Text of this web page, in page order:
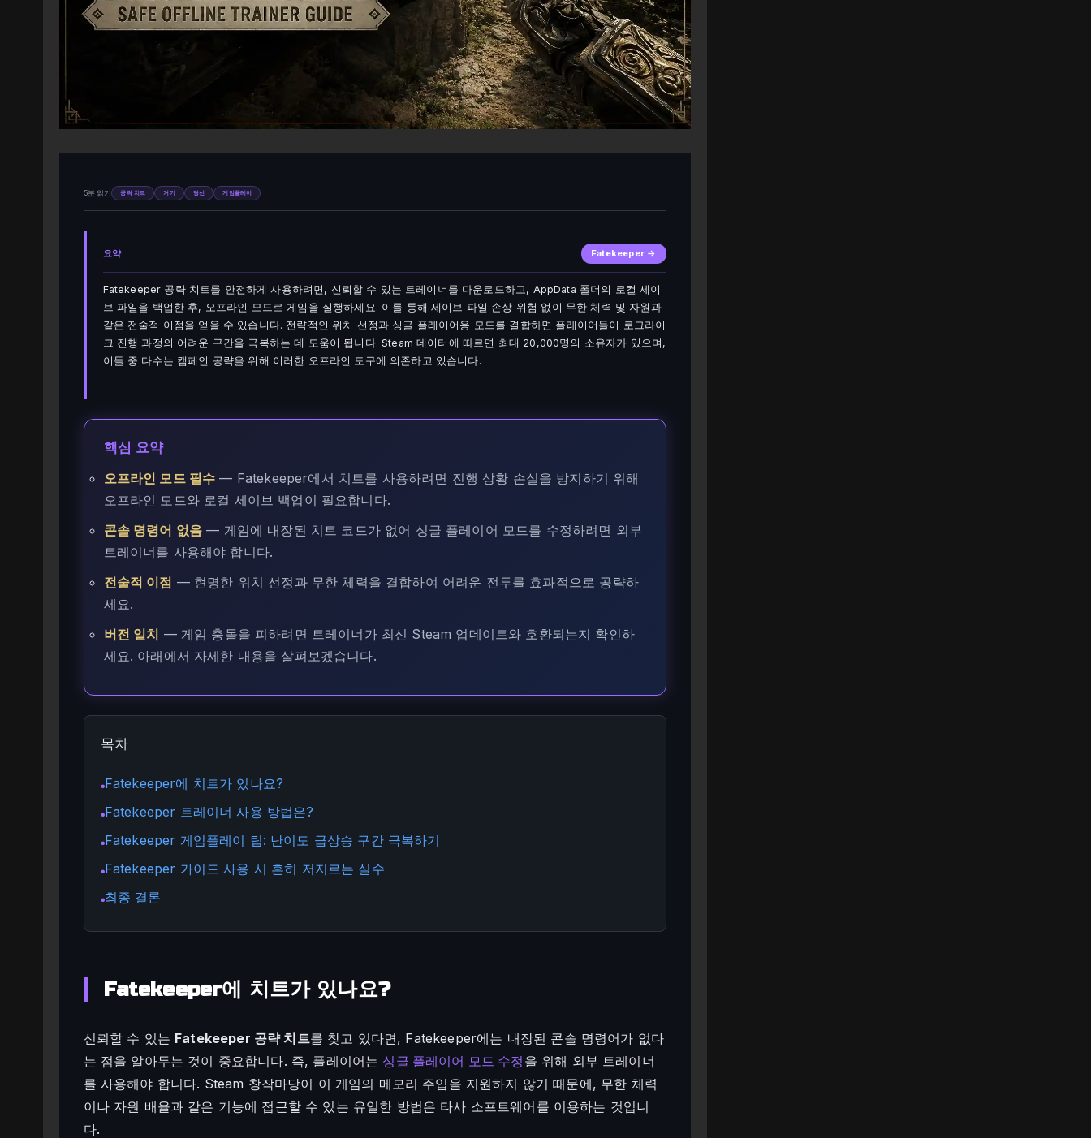
5분 읽기 공략 치트 거기 당신 게임플레이
요약 Fatekeeper →
Fatekeeper 공략 치트를 안전하게 사용하려면, 신뢰할 수 있는 트레이너를 다운로드하고, AppData 폴더의 로컬 세이
브 파일을 백업한 후, 오프라인 모드로 게임을 실행하세요. 이를 통해 세이브 파일 손상 위험 없이 무한 체력 및 자원과
같은 전술적 이점을 얻을 수 있습니다. 전략적인 위치 선정과 싱글 플레이어용 모드를 결합하면 플레이어들이 로그라이
크 진행 과정의 어려운 구간을 극복하는 데 도움이 됩니다. Steam 데이터에 따르면 최대 20,000명의 소유자가 있으며,
이들 중 다수는 캠페인 공략을 위해 이러한 오프라인 도구에 의존하고 있습니다.
핵심 요약
오프라인 모드 필수 — Fatekeeper에서 치트를 사용하려면 진행 상황 손실을 방지하기 위해
오프라인 모드와 로컬 세이브 백업이 필요합니다.
콘솔 명령어 없음 — 게임에 내장된 치트 코드가 없어 싱글 플레이어 모드를 수정하려면 외부
트레이너를 사용해야 합니다.
전술적 이점 — 현명한 위치 선정과 무한 체력을 결합하여 어려운 전투를 효과적으로 공략하
세요.
버전 일치 — 게임 충돌을 피하려면 트레이너가 최신 Steam 업데이트와 호환되는지 확인하
세요. 아래에서 자세한 내용을 살펴보겠습니다.
목차
●Fatekeeper에 치트가 있나요?
●Fatekeeper 트레이너 사용 방법은?
●Fatekeeper 게임플레이 팁: 난이도 급상승 구간 극복하기
●Fatekeeper 가이드 사용 시 흔히 저지르는 실수
●최종 결론
Fatekeeper에 치트가 있나요?
신뢰할 수 있는 Fatekeeper 공략 치트를 찾고 있다면, Fatekeeper에는 내장된 콘솔 명령어가 없다
는 점을 알아두는 것이 중요합니다. 즉, 플레이어는 싱글 플레이어 모드 수정 을 위해 외부 트레이너
를 사용해야 합니다. Steam 창작마당이 이 게임의 메모리 주입을 지원하지 않기 때문에, 무한 체력
이나 자원 배율과 같은 기능에 접근할 수 있는 유일한 방법은 타사 소프트웨어를 이용하는 것입니
다.